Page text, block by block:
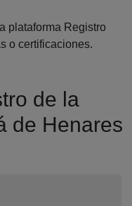
plataforma Registro
o certificaciones.
de la
de Henares